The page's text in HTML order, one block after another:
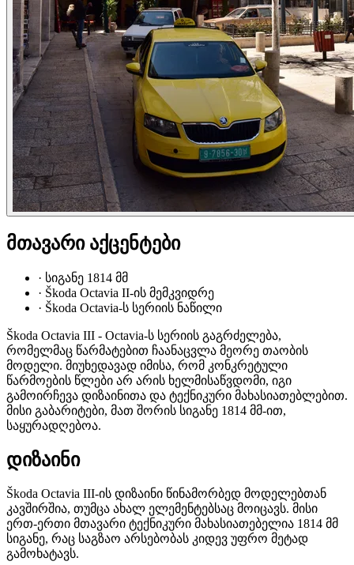
მთავარი აქცენტები
· სიგანე 1814 მმ
· Škoda Octavia II-ის მემკვიდრე
· Škoda Octavia-ს სერიის ნაწილი
Škoda Octavia III - Octavia-ს სერიის გაგრძელება,
რომელმაც წარმატებით ჩაანაცვლა მეორე თაობის
მოდელი. მიუხედავად იმისა, რომ კონკრეტული
წარმოების წლები არ არის ხელმისაწვდომი, იგი
გამოირჩევა დიზაინითა და ტექნიკური მახასიათებლებით.
მისი გაბარიტები, მათ შორის სიგანე 1814 მმ-ით,
საყურადღებოა.
დიზაინი
Škoda Octavia III-ის დიზაინი წინამორბედ მოდელებთან
კავშირშია, თუმცა ახალ ელემენტებსაც მოიცავს. მისი
ერთ-ერთი მთავარი ტექნიკური მახასიათებელია 1814 მმ
სიგანე, რაც საგზაო არსებობას კიდევ უფრო მეტად
გამოხატავს.